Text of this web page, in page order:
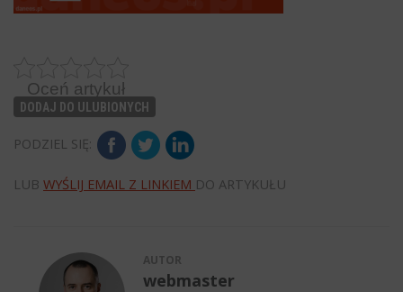
Oceń artykuł
DODAJ DO ULUBIONYCH
PODZIEL SIĘ:
LUB WYŚLIJ EMAIL Z LINKIEM DO ARTYKUŁU
AUTOR
webmaster